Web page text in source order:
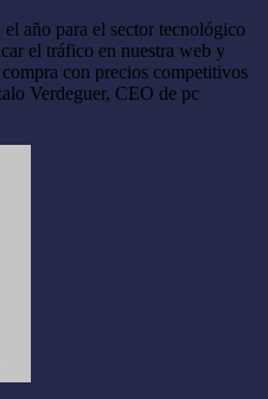
el año para el sector tecnológico
el tráfico en nuestra web y
con precios competitivos
Verdeguer, CEO de pc